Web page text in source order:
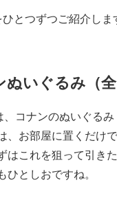
とつずつご紹介しま
いぐるみ（全
、コナンのぬいぐる
、お部屋に置くだけ
はこれを狙って引き
ひとしおですね。